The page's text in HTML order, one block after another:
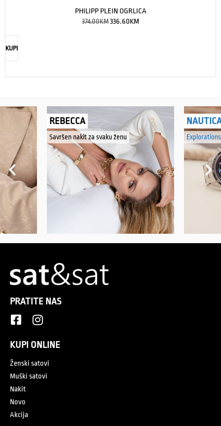
PHILIPP PLEIN OGRLICA
374.00KM336.60KM
KUPI
REBECCA
Savršen nakit za svaku ženu
PRATITE NAS
KUPI ONLINE
Ženski satovi
Muški satovi
Nakit
Novo
Akcija